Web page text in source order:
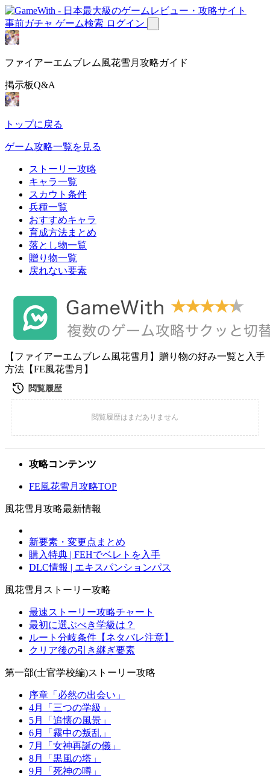
事前ガチャ ゲーム検索 ログイン
ファイアーエムブレム風花雪月攻略ガイド
掲示板Q&A
トップに戻る
ゲーム攻略一覧を見る
ストーリー攻略
キャラ一覧
スカウト条件
兵種一覧
おすすめキャラ
育成方法まとめ
落とし物一覧
贈り物一覧
戻れない要素
【ファイアーエムブレム風花雪月】贈り物の好み一覧と入手
方法【FE風花雪月】
攻略コンテンツ
FE風花雪月攻略TOP
風花雪月攻略最新情報
新要素・変更点まとめ
購入特典 | FEHでベレトを入手
DLC情報 | エキスパンションパス
風花雪月ストーリー攻略
最速ストーリー攻略チャート
最初に選ぶべき学級は？
ルート分岐条件【ネタバレ注意】
クリア後の引き継ぎ要素
第一部(士官学校編)ストーリー攻略
序章「必然の出会い」
4月「三つの学級」
5月「追懐の風景」
6月「霧中の叛乱」
7月「女神再誕の儀」
8月「黒風の塔」
9月「死神の噂」